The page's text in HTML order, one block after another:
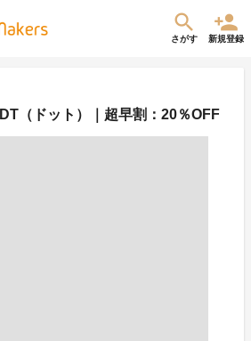
さがす 新規登録
（ドット）｜超早割：20％OFF